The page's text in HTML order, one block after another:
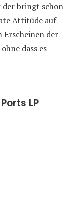
der bringt schon
Attitüde auf
Erscheinen der
dass es
LP